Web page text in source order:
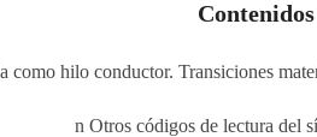
Contenidos
como hilo conductor. Transiciones
n Otros códigos de lectura del